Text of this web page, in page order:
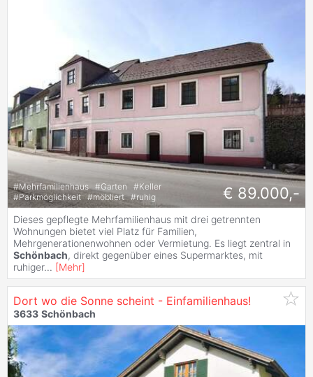
#Mehrfamilienhaus #Garten #Keller
#Parkmöglichkeit #möbliert #ruhig € 89.000,-
Dieses gepflegte Mehrfamilienhaus mit drei getrennten
Wohnungen bietet viel Platz für Familien,
Mehrgenerationenwohnen oder Vermietung. Es liegt zentral in
Schönbach, direkt gegenüber eines Supermarktes, mit
ruhiger... [Mehr]
Dort wo die Sonne scheint - Einfamilienhaus!
3633 Schönbach